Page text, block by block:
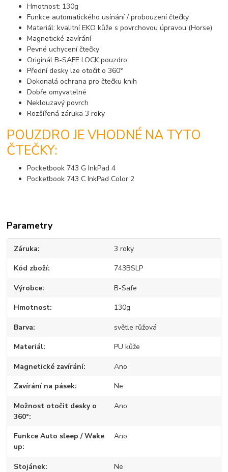
Hmotnost: 130g
Funkce automatického usínání / probouzení čtečky
Materiál: kvalitní EKO kůže s povrchovou úpravou (Horse)
Magnetické zavírání
Pevné uchycení čtečky
Originál B-SAFE LOCK pouzdro
Přední desky lze otočit o 360°
Dokonalá ochrana pro čtečku knih
Dobře omyvatelné
Neklouzavý povrch
Rozšířená záruka 3 roky
POUZDRO JE VHODNÉ NA TYTO
ČTEČKY:
Pocketbook 743 G InkPad 4
Pocketbook 743 C InkPad Color 2
Parametry
Záruka 3 roky
Kód zboží 743BSLP
Výrobce B-Safe
Hmotnost 130g
Barva světle růžová
Materiál PU kůže
Magnetické zavírání Ano
Zavírání na pásek Ne
Možnost otočit desky o
360°
Ano
Funkce Auto sleep / Wake
up
Ano
Stojánek Ne